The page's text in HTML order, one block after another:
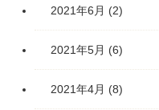
2021年6月 (2)
2021年5月 (6)
2021年4月 (8)